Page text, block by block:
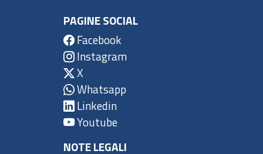
PAGINE SOCIAL
Facebook
Instagram
X
Whatsapp
Linkedin
Youtube
NOTE LEGALI